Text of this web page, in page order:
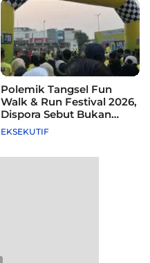
Polemik Tangsel Fun
Walk & Run Festival 2026,
Dispora Sebut Bukan
Agenda Pemkot
EKSEKUTIF